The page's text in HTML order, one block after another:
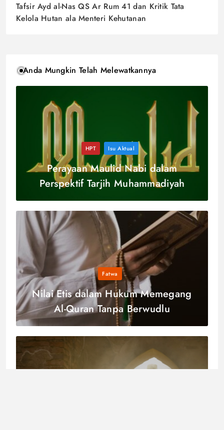
Tafsir Ayd al-Nas QS Ar Rum 41 dan Kritik Tata
Kelola Hutan ala Menteri Kehutanan
Anda Mungkin Telah Melewatkannya
HPT Isu Aktual
Perayaan Maulid Nabi dalam
Perspektif Tarjih Muhammadiyah
Fatwa
Nilai Etis dalam Hukum Memegang
Al-Quran Tanpa Berwudlu